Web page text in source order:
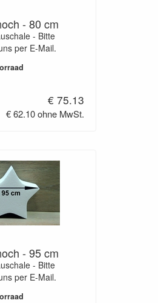
- 80 cm
- Bitte
per E-Mail.
€ 75.13
€ 62.10 ohne MwSt.
- 95 cm
- Bitte
per E-Mail.